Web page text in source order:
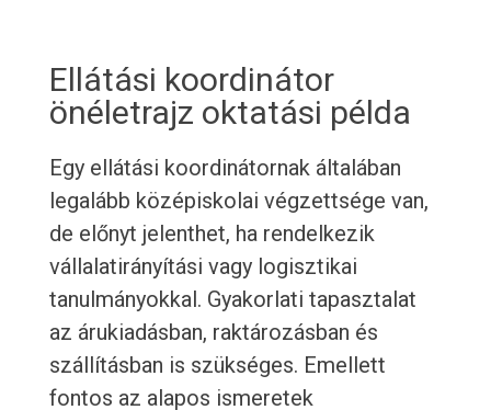
Ellátási koordinátor
önéletrajz oktatási példa
Egy ellátási koordinátornak általában
legalább középiskolai végzettsége van,
de előnyt jelenthet, ha rendelkezik
vállalatirányítási vagy logisztikai
tanulmányokkal. Gyakorlati tapasztalat
az árukiadásban, raktározásban és
szállításban is szükséges. Emellett
fontos az alapos ismeretek